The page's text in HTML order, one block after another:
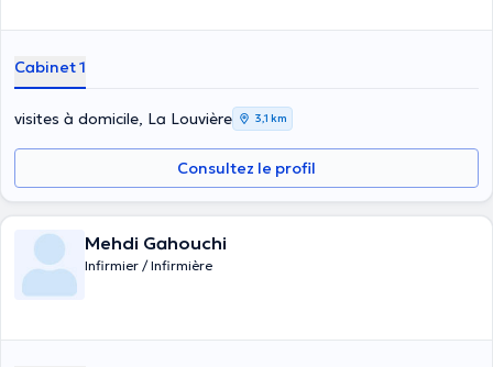
Cabinet 1
visites à domicile, La Louvière 3,1 km
Consultez le profil
Mehdi Gahouchi
Infirmier / Infirmière